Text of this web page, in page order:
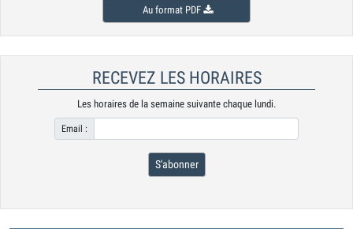
Au format PDF
RECEVEZ LES HORAIRES
Les horaires de la semaine suivante chaque lundi.
Email :
S'abonner